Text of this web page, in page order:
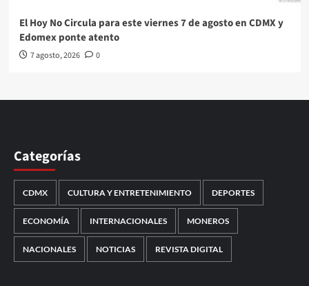
El Hoy No Circula para este viernes 7 de agosto en CDMX y
Edomex ponte atento
7 agosto, 2026 0
Categorías
CDMX CULTURA Y ENTRETENIMIENTO DEPORTES
ECONOMÍA INTERNACIONALES MONEROS
NACIONALES NOTICIAS REVISTA DIGITAL